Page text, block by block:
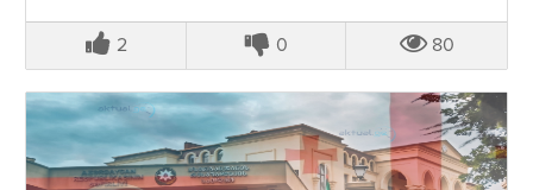
2 0 80